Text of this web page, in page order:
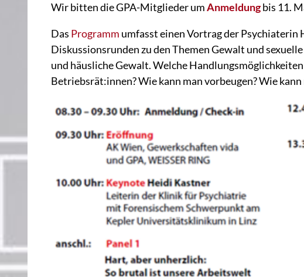
Wir bitten die GPA-Mitglieder umAnmeldungbis 11.
Das Programm umfasst einen Vortrag der Psychiaterin
Diskussionsrunden zu den Themen Gewalt und
und häusliche Gewalt. Welche
Betriebsrät:innen? Wie kann man vorbeugen? Wie